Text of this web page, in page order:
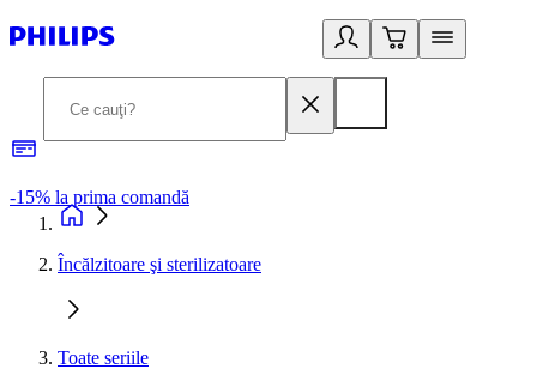
-15% la prima comandă
Încălzitoare şi sterilizatoare
Toate seriile